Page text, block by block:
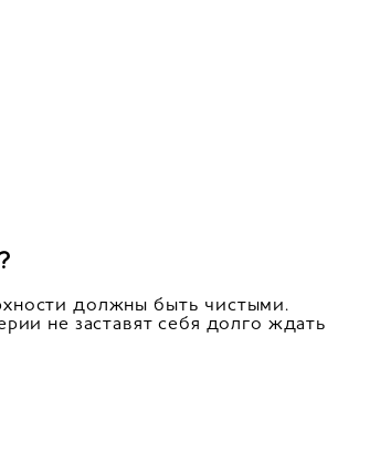
должны быть чистыми.
не заставят себя долго ждать